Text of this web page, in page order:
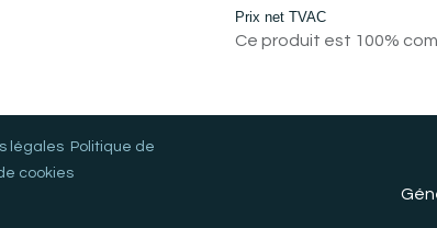
Prix net TVAC
Ce produit est 100%
légales
Politique de
cookies